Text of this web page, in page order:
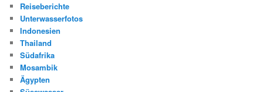
Reiseberichte
Unterwasserfotos
Indonesien
Thailand
Südafrika
Mosambik
Ägypten